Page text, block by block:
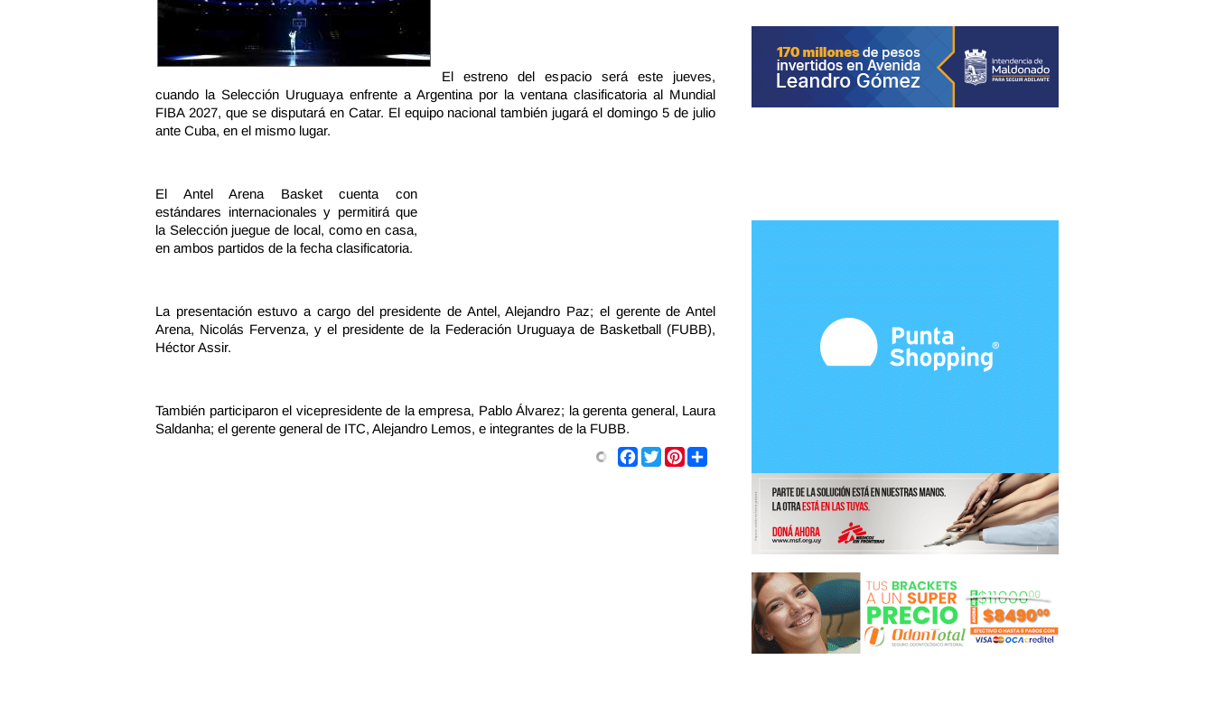
El estreno del espacio será este jueves,
cuando la Selección Uruguaya enfrente a Argentina por la ventana clasificatoria al Mundial
FIBA 2027, que se disputará en Catar. El equipo nacional también jugará el domingo 5 de julio
ante Cuba, en el mismo lugar.
El Antel Arena Basket cuenta con
estándares internacionales y permitirá que
la Selección juegue de local, como en casa,
en ambos partidos de la fecha clasificatoria.
La presentación estuvo a cargo del presidente de Antel, Alejandro Paz; el gerente de Antel
Arena, Nicolás Fervenza, y el presidente de la Federación Uruguaya de Basketball (FUBB),
Héctor Assir.
También participaron el vicepresidente de la empresa, Pablo Álvarez; la gerenta general, Laura
Saldanha; el gerente general de ITC, Alejandro Lemos, e integrantes de la FUBB.
Facebook
TwitterPinterest